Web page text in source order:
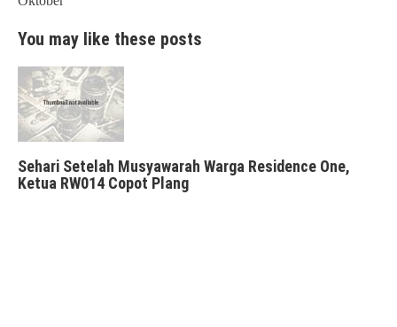
You may like these posts
Sehari Setelah Musyawarah Warga Residence One,
Ketua RW014 Copot Plang